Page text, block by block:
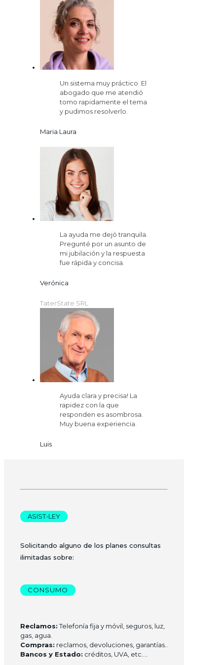
Un sistema muy práctico. El
abogado que me atendió
tomo rapidamente el tema
y pudimos resolverlo.
Maria Laura
La ayuda me dejó tranquila.
Pregunté por un asunto de
mi jubilación y la respuesta
fue rápida y concisa.
Verónica
TaterState SRL
Ayuda clara y precisa! La
rapidez con la que
responden es asombrosa.
Muy buena experiencia.
Luis
ASIST-LEY
Solicitando alguno de los planes consultas
ilimitadas sobre:
CONSUMO
Reclamos:Telefonía fija y móvil, seguros, luz,
gas, agua.
Compras: reclamos, devoluciones, garantías..
Bancos y Estado: créditos, UVA, etc.…